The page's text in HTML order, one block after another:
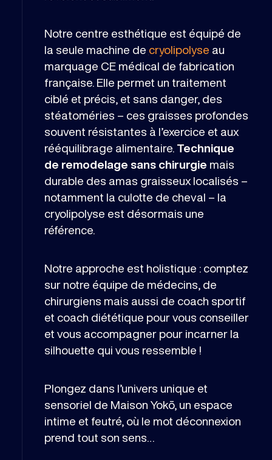
Notre centre esthétique est équipé de
la seule machine de cryolipolyse au
marquage CE médical de fabrication
française. Elle permet un traitement
ciblé et précis, et sans danger, des
stéatoméries – ces graisses profondes
souvent résistantes à l’exercice et aux
rééquilibrage alimentaire. Technique
de remodelage sans chirurgie mais
durable des amas graisseux localisés –
notamment la culotte de cheval – la
cryolipolyse est désormais une
référence.
Notre approche est holistique : comptez
sur notre équipe de médecins, de
chirurgiens mais aussi de coach sportif
et coach diététique pour vous conseiller
et vous accompagner pour incarner la
silhouette qui vous ressemble !
Plongez dans l’univers unique et
sensoriel de Maison Yokō, un espace
intime et feutré, où le mot déconnexion
prend tout son sens…